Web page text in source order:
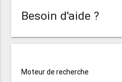
Besoin d'aide ?
Moteur de recherche